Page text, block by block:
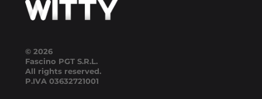
© 2026
Fascino PGT S.R.L.
All rights reserved.
P.IVA 03632721001